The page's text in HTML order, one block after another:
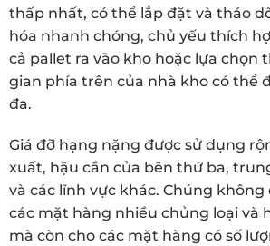
thấp nhất, có thể lắp đặt và tháo
hóa nhanh chóng, chủ yếu thích
cả pallet ra vào kho hoặc lựa chọn
gian phía trên của nhà kho có thể
đa.
Giá đỡ hạng nặng được sử dụng
xuất, hậu cần của bên thứ ba,
và các lĩnh vực khác. Chúng
các mặt hàng nhiều chủng loại và
mà còn cho các mặt hàng có số